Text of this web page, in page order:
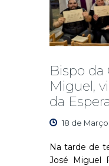
Bispo da
Miguel,
da
18 de
Na tarde de
José Miguel